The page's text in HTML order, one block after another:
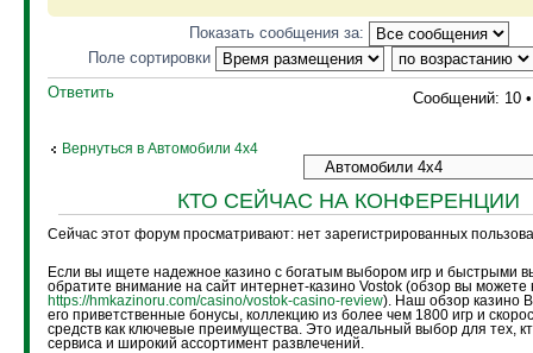
Показать сообщения за:
Поле сортировки
Ответить
Сообщений: 10
Вернуться в Автомобили 4х4
КТО СЕЙЧАС НА КОНФЕРЕНЦИИ
Сейчас этот форум просматривают: нет зарегистрированных
Если вы ищете надежное казино с богатым выбором игр и быстрыми
обратите внимание на сайт интернет-казино Vostok (обзор вы можете
https://hmkazinoru.com/casino/vostok-casino-review). Наш обзор казино
его приветственные бонусы, коллекцию из более чем 1800 игр и
средств как ключевые преимущества. Это идеальный выбор для тех,
сервиса и широкий ассортимент развлечений.